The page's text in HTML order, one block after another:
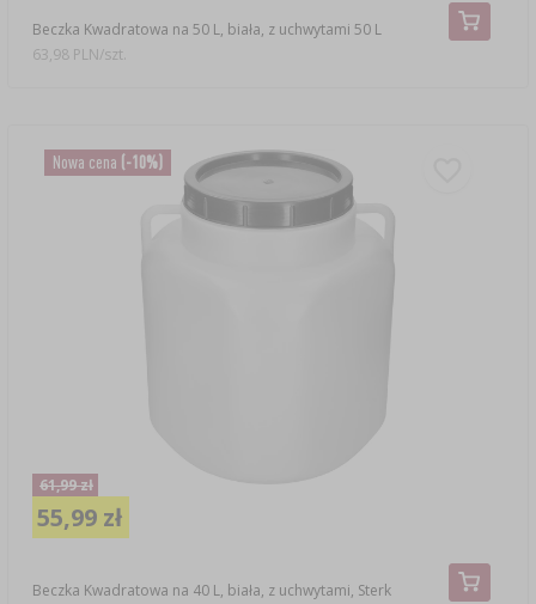
Beczka Kwadratowa na 50 L, biała, z uchwytami 50 L
63,98 PLN/szt.
Nowa cena (-10%)
Beczka Kwadratowa na 40 L, biała, z uchwytami, Sterk
61,99 zł
55,99 zł